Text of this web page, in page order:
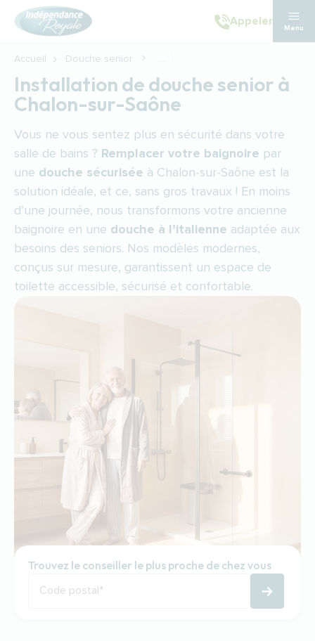
Aller au contenu principal
Appeler
Menu
Accueil Douche senior ...
Installation de douche senior à
Chalon-sur-Saône
Vous ne vous sentez plus en sécurité dans votre
salle de bains ? Remplacer votre baignoire par
une douche sécurisée à Chalon-sur-Saône est la
solution idéale, et ce, sans gros travaux ! En moins
d’une journée, nous transformons votre ancienne
baignoire en une douche à l’italienne adaptée aux
besoins des seniors. Nos modèles modernes,
conçus sur mesure, garantissent un espace de
toilette accessible, sécurisé et confortable.
Trouvez le conseiller le plus proche de chez vous
Code postal*